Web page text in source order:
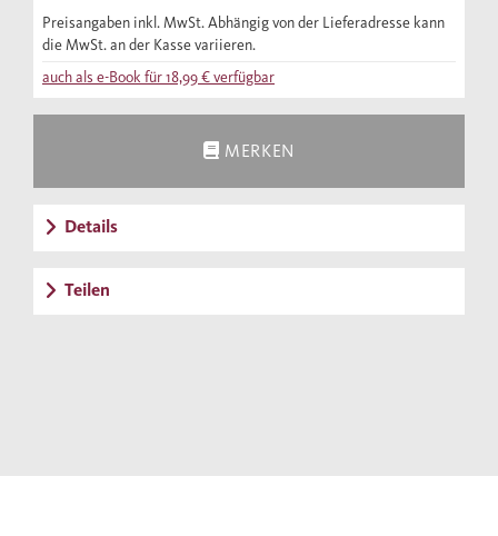
eigenen Leben und reflektiert über das
Erwachsenwerden, Anpassung, fluide
Sexualität, Migration, Gemeinschaft und
Umweltzerstörung. Dabei entsteht ein
dichtes Geflecht aus meeresbiologischen
weit das Licht reicht»
der erstaunlichen Kreaturen, die sie
Preisangaben inkl. MwSt. Abhängig von der Lieferadresse kann
die MwSt. an der Kasse variieren.
auch als e-Book für18,99 €verfügbar
MERKEN
Details
Teilen